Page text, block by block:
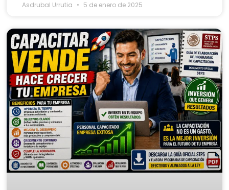
Asdrubal Urrutia 5 de enero de 2025